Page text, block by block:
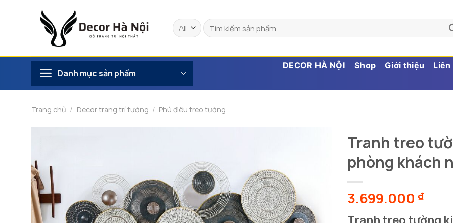
Tìm
kiếm:
Danh mục sản phẩm
DECOR HÀ NỘI Shop Giới thiệu Liên
Trang chủ / Decor trang trí tường / Phù điêu treo tường
Tranh treo
phòng khách
3.699.000 ₫